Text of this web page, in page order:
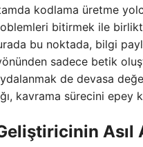
kodlama üretme
bitirmek ile
bu noktada, bilgi
sadece betik
de devasa
kavrama sürecini epey
Asıl